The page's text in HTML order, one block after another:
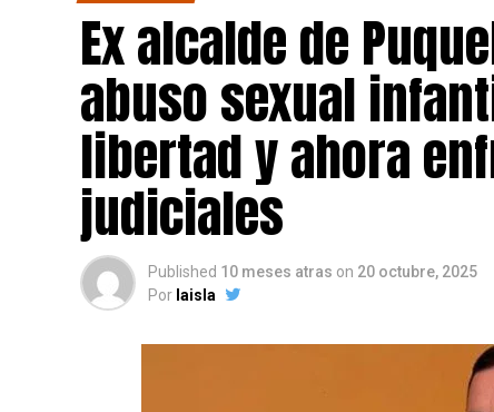
Ex alcalde de
abuso sexual
libertad y ahora
judiciales
Published 10 meses atras on 20 octubre, 2025
Por laisla